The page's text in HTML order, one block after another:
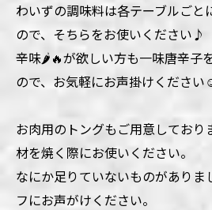
わいずの調味料は各テーブルごと
ので、そちらをお使いください♪
辛味🌶️🔥が欲しい方も一味唐辛子
ので、お気軽にお声掛けください
お肉用のトングもご用意してお
材を焼く際にお使いください。
なにか足りていないものがありま
フにお声がけください。